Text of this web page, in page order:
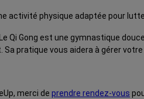
activité physique adaptée pour
Qi Gong est une gymnastique
Sa pratique vous aidera à gérer
merci de prendre rendez-vous